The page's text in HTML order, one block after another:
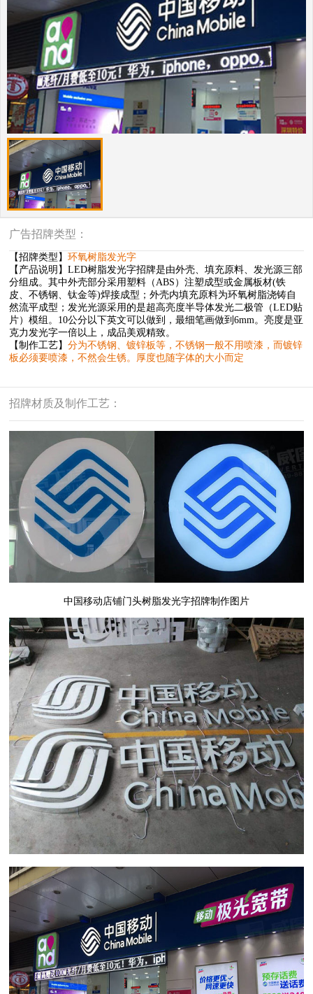
广告招牌类型：
【招牌类型】环氧树脂发光字
【产品说明】LED树脂发光字招牌是由外壳、填充原料、发光源三部
分组成。其中外壳部分采用塑料（ABS）注塑成型或金属板材(铁
皮、不锈钢、钛金等)焊接成型；外壳内填充原料为环氧树脂浇铸自
然流平成型；发光光源采用的是超高亮度半导体发光二极管（LED贴
片）模组。10公分以下英文可以做到，最细笔画做到6mm。亮度是亚
克力发光字一倍以上，成品美观精致。
【制作工艺】分为不锈钢、镀锌板等，不锈钢一般不用喷漆，而镀锌
板必须要喷漆，不然会生锈。厚度也随字体的大小而定
招牌材质及制作工艺：
中国移动店铺门头树脂发光字招牌制作图片